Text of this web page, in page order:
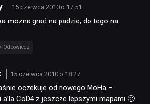
15 czerwca 2010 o 17:51
mozna grać na padzie, do tego na
Odpowiedz
15 czerwca 2010 o 18:27
oczekuje od nowego MoHa –
a’la CoD4 z jeszcze lepszymi mapami 🙂